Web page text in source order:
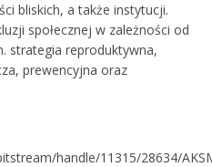
bliskich, a także instytucji.
społecznej w zależności od
strategia reproduktywna,
prewencyjna oraz
handle/11315/28634/